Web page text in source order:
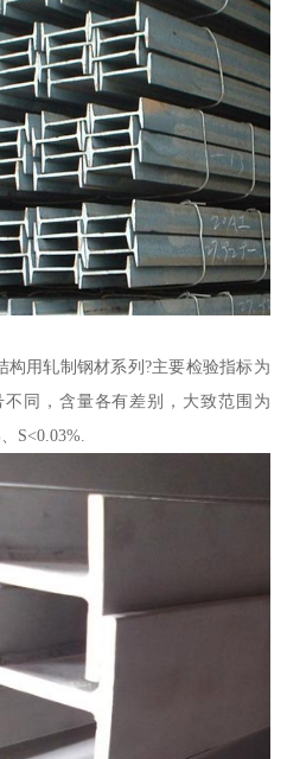
用轧制钢材系列?主要检验指标为
同，含量各有差别，大致范围为
S<0.03%.